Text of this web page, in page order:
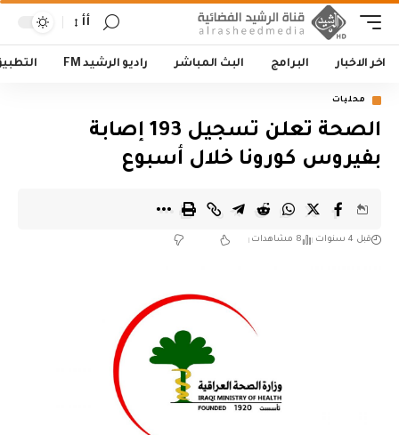
أأ
اخر الاخبار البرامج البث المباشر راديو الرشيد FM
محليات
الصحة تعلن تسجيل 193 إصابة
بفيروس كورونا خلال أسبوع
قبل 4 سنوات 8 مشاهدات